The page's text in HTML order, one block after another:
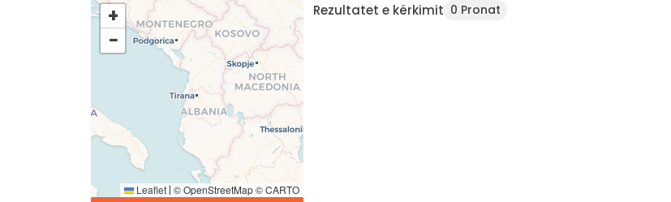
+
−
Leaflet | © OpenStreetMap © CARTO
Rezultatet e kërkimit 0 Pronat